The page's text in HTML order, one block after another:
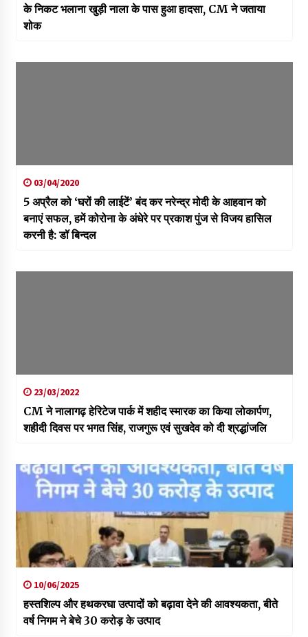
के निकट भलाना खुड़ी नाला के पास हुआ हादसा, CM ने जताया
शोक
03/04/2020
5 अप्रैल को ‘घरों की लाईटें’ बंद कर नरेन्द्र मोदी के आहवान को
बनाएं सफल, हमें कोरोना के अंधेरे पर प्रकाश पुंज से विजय हासिल
करनी है: डॉ बिन्दल
23/03/2022
CM ने नालागढ़ हेरिटेज पार्क में शहीद स्मारक का किया लोकार्पण,
शहीदी दिवस पर भगत सिंह, राजगुरू एवं सुखदेव को दी श्रद्धांजलि
10/06/2025
हस्तशिल्प और हथकरघा उत्पादों को बढ़ावा देने की आवश्यकता, बीते
वर्ष निगम ने बेचे 30 करोड़ के उत्पाद